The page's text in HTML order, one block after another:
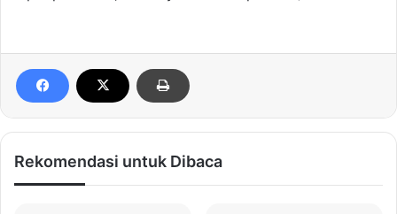
Rekomendasi untuk Dibaca